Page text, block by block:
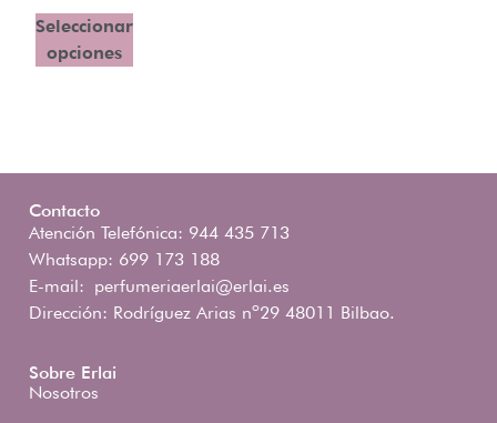
Seleccionar
opciones
Contacto
Atención Telefónica: 944 435 713
Whatsapp: 699 173 188
E-mail: perfumeriaerlai@erlai.es
Dirección: Rodríguez Arias nº29 48011 Bilbao.
Sobre Erlai
Nosotros